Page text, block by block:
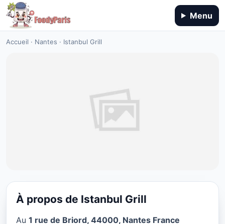
Menu
Accueil · Nantes · Istanbul Grill
À propos de Istanbul Grill
Au 1 rue de Briord, 44000, Nantes France